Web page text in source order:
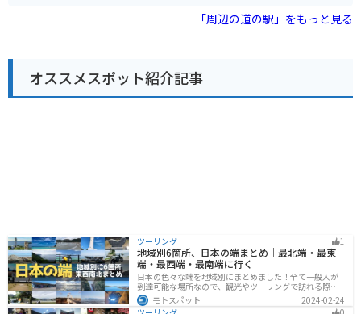
「周辺の道の駅」をもっと見る
オススメスポット紹介記事
ツーリング 1
地域別6箇所、日本の端まとめ｜最北端・最東
端・最西端・最南端に行く
日本の色々な端を地域別にまとめました！全て一般人が
到達可能な場所なので、観光やツーリングで訪れる際の
参考にしてください。
モトスポット
2024-02-24